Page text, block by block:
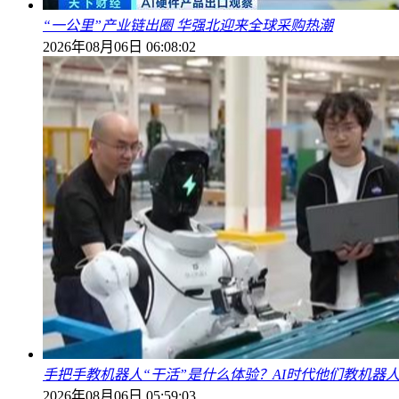
“一公里”产业链出圈 华强北迎来全球采购热潮
2026年08月06日 06:08:02
手把手教机器人“干活”是什么体验？AI时代他们教机器